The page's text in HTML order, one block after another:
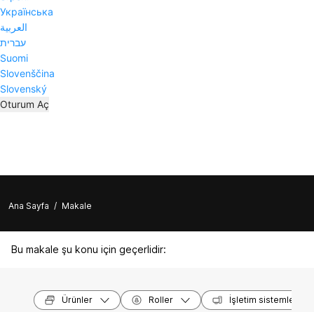
Українська
العربية
עברית
Suomi
Slovenščina
Slovenský
Oturum Aç
Ana Sayfa / Makale
Bu makale şu konu için geçerlidir:
Ürünler Roller İşletim sistemleri